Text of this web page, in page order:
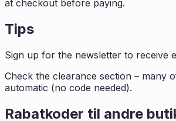
at checkout before paying.
Tips
Sign up for the newsletter to receive
Check the clearance section – many
automatic (no code needed).
Rabatkoder til andre